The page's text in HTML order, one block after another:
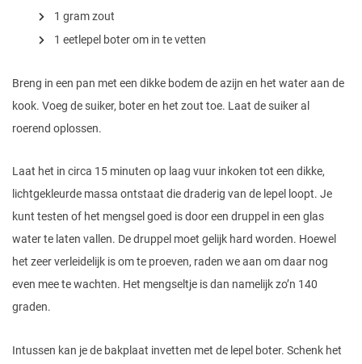
1 gram zout
1 eetlepel boter om in te vetten
Breng in een pan met een dikke bodem de azijn en het water aan de
kook. Voeg de suiker, boter en het zout toe. Laat de suiker al
roerend oplossen.
Laat het in circa 15 minuten op laag vuur inkoken tot een dikke,
lichtgekleurde massa ontstaat die draderig van de lepel loopt. Je
kunt testen of het mengsel goed is door een druppel in een glas
water te laten vallen. De druppel moet gelijk hard worden. Hoewel
het zeer verleidelijk is om te proeven, raden we aan om daar nog
even mee te wachten. Het mengseltje is dan namelijk zo’n 140
graden.
Intussen kan je de bakplaat invetten met de lepel boter. Schenk het